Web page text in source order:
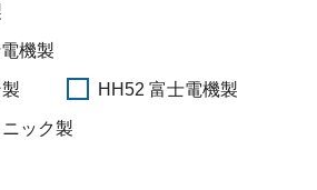
機製
HH52 富士電機製
ック製